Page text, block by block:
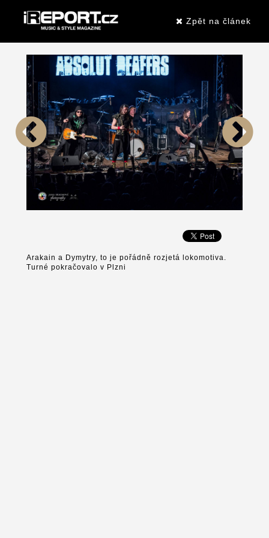
Zpět na článek
Arakain a Dymytry, to je pořádně rozjetá lokomotiva.
Turné pokračovalo v Plzni